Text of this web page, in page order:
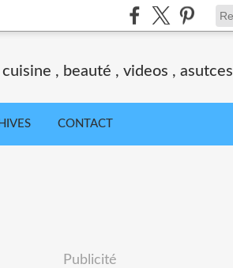
cuisine , beauté , videos , asutces
CONTACT
Publicité